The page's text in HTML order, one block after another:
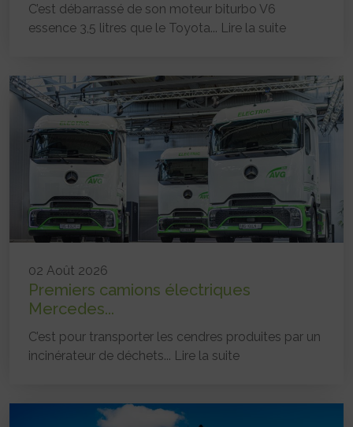
C’est débarrassé de son moteur biturbo V6
essence 3,5 litres que le Toyota... Lire la suite
02 Août 2026
Premiers camions électriques
Mercedes...
C’est pour transporter les cendres produites par un
incinérateur de déchets... Lire la suite